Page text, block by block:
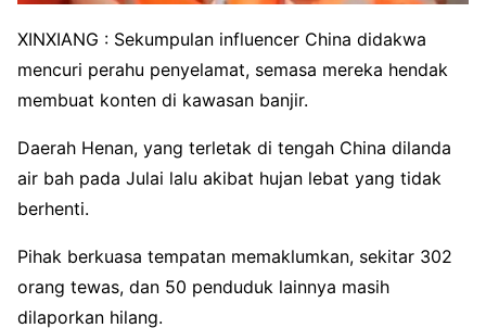
XINXIANG : Sekumpulan influencer China didakwa
mencuri perahu penyelamat, semasa mereka hendak
membuat konten di kawasan banjir.
Daerah Henan, yang terletak di tengah China dilanda
air bah pada Julai lalu akibat hujan lebat yang tidak
berhenti.
Pihak berkuasa tempatan memaklumkan, sekitar 302
orang tewas, dan 50 penduduk lainnya masih
dilaporkan hilang.